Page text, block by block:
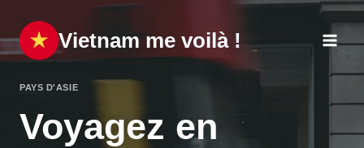
contenu
Vietnam me voilà !
PAYS D'ASIE
Voyagez en